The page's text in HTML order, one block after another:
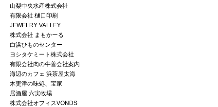
山梨中央水産株式会社
有限会社 樋口印刷
JEWELRY VALLEY
株式会社 まもかーる
白浜ひものセンター
ヨシタケミート株式会社
有限会社肉の牛善会社案内
海辺のカフェ 浜茶屋太海
木更津の味処、宝家
居酒屋 六実牧場
株式会社オフィスVONDS